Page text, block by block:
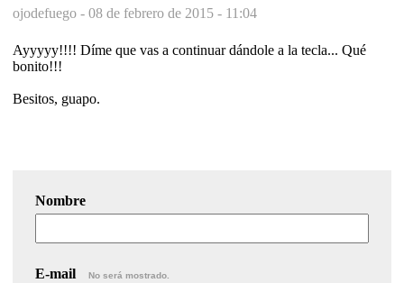
ojodefuego - 08 de febrero de 2015 - 11:04
Ayyyyy!!!! Díme que vas a continuar dándole a la tecla... Qué
bonito!!!
Besitos, guapo.
Nombre
E-mail No será mostrado.